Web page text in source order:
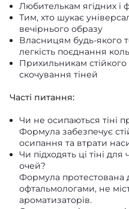
Любителькам ягідних і
Тим, хто шукає
вечірнього образу
Власницям будь-якого
легкість поєднання
Прихильникам
скочування тіней
Часті питання:
Чи не осипаються тіні
Формула забезпечує
осипання та втрати
Чи підходять ці тіні
очей?
Формула протестована
офтальмологами, не
ароматизаторів.